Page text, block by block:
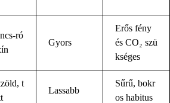
ró
Gyors
Erős fény
és CO₂ szü
kséges
t
Lassabb
Sűrű, bokr
os habitus